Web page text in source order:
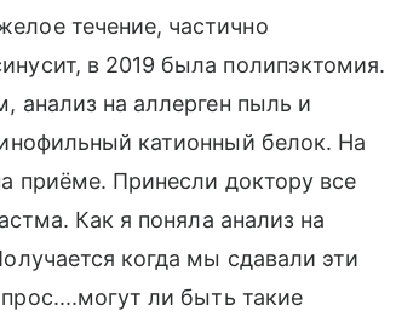
течение, частично
в 2019 была полипэктомия.
анализ на аллерген пыль и
катионный белок. На
приёме. Принесли доктору все
Как я поняла анализ на
когда мы сдавали эти
ли быть такие